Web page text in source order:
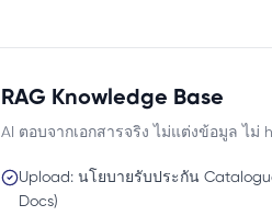
RAG Knowledge Base
AI ตอบจากเอกสารจริง ไม่แต่งข้อมูล ไม่
Upload: นโยบายรับประกัน
Docs)